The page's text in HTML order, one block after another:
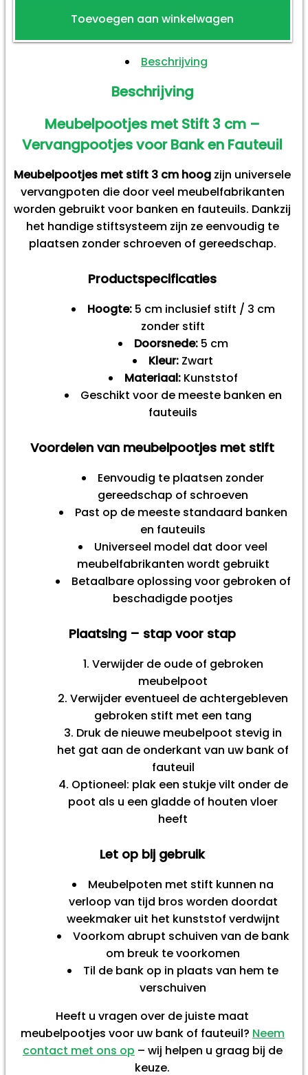
cm
Toevoegen aan winkelwagen
Beschrijving
Beschrijving
Meubelpootjes met Stift 3 cm –
Vervangpootjes voor Bank en Fauteuil
Meubelpootjes met stift 3 cm hoog zijn universele
vervangpoten die door veel meubelfabrikanten
worden gebruikt voor banken en fauteuils. Dankzij
het handige stiftsysteem zijn ze eenvoudig te
plaatsen zonder schroeven of gereedschap.
Productspecificaties
Hoogte:5 cm inclusief stift / 3 cm
zonder stift
Doorsnede:5 cm
Kleur: Zwart
Materiaal:Kunststof
Geschikt voor de meeste banken en
fauteuils
Voordelen van meubelpootjes met stift
Eenvoudig te plaatsen zonder
gereedschap of schroeven
Past op de meeste standaard banken
en fauteuils
Universeel model dat door veel
meubelfabrikanten wordt gebruikt
Betaalbare oplossing voor gebroken of
beschadigde pootjes
Plaatsing – stap voor stap
Verwijder de oude of gebroken
meubelpoot
Verwijder eventueel de achtergebleven
gebroken stift met een tang
Druk de nieuwe meubelpoot stevig in
het gat aan de onderkant van uw bank of
fauteuil
Optioneel: plak een stukje vilt onder de
poot als u een gladde of houten vloer
heeft
Let op bij gebruik
Meubelpoten met stift kunnen na
verloop van tijd bros worden doordat
weekmaker uit het kunststof verdwijnt
Voorkom abrupt schuiven van de bank
om breuk te voorkomen
Til de bank op in plaats van hem te
verschuiven
Heeft u vragen over de juiste maat
meubelpootjes voor uw bank of fauteuil? Neem
contact met ons op – wij helpen u graag bij de
keuze.